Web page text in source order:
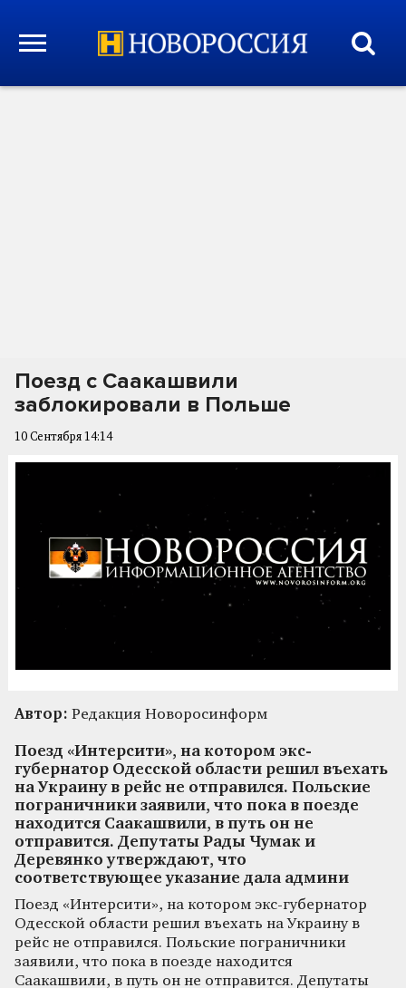
Поезд с Саакашвили
заблокировали в Польше
10 Сентября 14:14
Автор: Редакция Новоросинформ
Поезд «Интерсити», на котором экс-
губернатор Одесской области решил въехать
на Украину в рейс не отправился. Польские
пограничники заявили, что пока в поезде
находится Саакашвили, в путь он не
отправится. Депутаты Рады Чумак и
Деревянко утверждают, что
соответствующее указание дала админи
Поезд «Интерсити», на котором экс-губернатор
Одесской области решил въехать на Украину в
рейс не отправился. Польские пограничники
заявили, что пока в поезде находится
Саакашвили, в путь он не отправится. Депутаты